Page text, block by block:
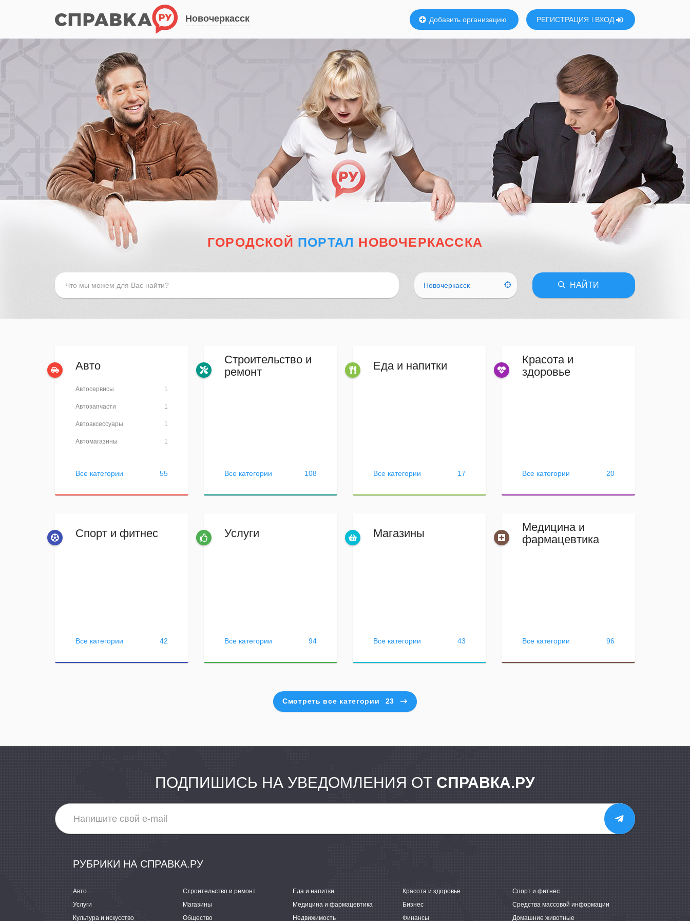
Новочеркасск Добавить организацию РЕГИСТРАЦИЯ ВХОД
ГОРОДСКОЙ ПОРТАЛ НОВОЧЕРКАССКА
Новочеркасск НАЙТИ
Авто
1
Автосервисы
1
Автозапчасти
1
Автоаксессуары
1
Автомагазины
55
Все категории
Строительство и
ремонт
108
Все категории
Еда и напитки
17
Все категории
Красота и
здоровье
20
Все категории
Спорт и фитнес
42
Все категории
Услуги
94
Все категории
Магазины
43
Все категории
Медицина и
фармацевтика
96
Все категории
Смотреть все категории 23
ПОДПИШИСЬ НА УВЕДОМЛЕНИЯ ОТ СПРАВКА.РУ
РУБРИКИ НА СПРАВКА.РУ
Авто Строительство и ремонт Еда и напитки Красота и здоровье
Спорт и фитнес
Услуги
Магазины Медицина и фармацевтика Бизнес
Средства массовой информации
Культура и искусство
Общество Недвижимость Финансы Домашние животные